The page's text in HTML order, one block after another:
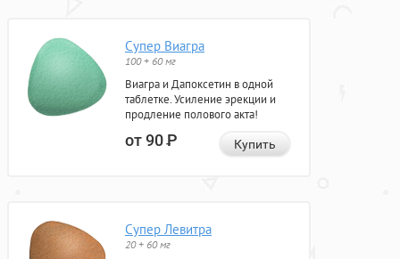
Супер Виагра
100 + 60 мг
Виагра и Дапоксетин в одной
таблетке. Усиление эрекции и
продление полового акта!
от 90Р Купить
Супер Левитра
20 + 60 мг